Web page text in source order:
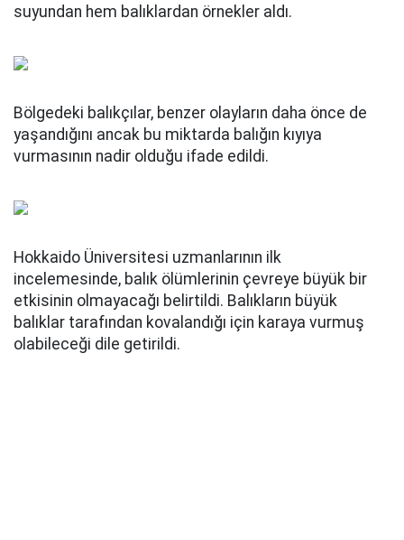
suyundan hem balıklardan örnekler aldı.
Bölgedeki balıkçılar, benzer olayların daha önce de
yaşandığını ancak bu miktarda balığın kıyıya
vurmasının nadir olduğu ifade edildi.
Hokkaido Üniversitesi uzmanlarının ilk
incelemesinde, balık ölümlerinin çevreye büyük bir
etkisinin olmayacağı belirtildi. Balıkların büyük
balıklar tarafından kovalandığı için karaya vurmuş
olabileceği dile getirildi.